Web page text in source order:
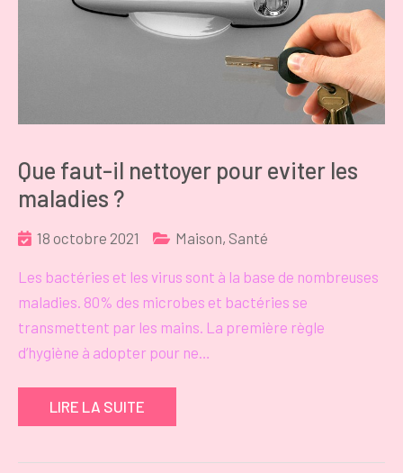
Que faut-il nettoyer pour eviter les
maladies ?
18 octobre 2021 Maison, Santé
Les bactéries et les virus sont à la base de nombreuses
maladies. 80% des microbes et bactéries se
transmettent par les mains. La première règle
d’hygiène à adopter pour ne…
LIRE LA SUITE